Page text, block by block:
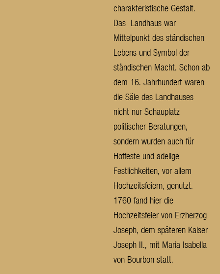
charakteristische Gestalt.
Das Landhaus war
Mittelpunkt des ständischen
Lebens und Symbol der
ständischen Macht. Schon ab
dem 16. Jahrhundert waren
die Säle des Landhauses
nicht nur Schauplatz
politischer Beratungen,
sondern wurden auch für
Hoffeste und adelige
Festlichkeiten, vor allem
Hochzeitsfeiern, genutzt.
1760 fand hier die
Hochzeitsfeier von Erzherzog
Joseph, dem späteren Kaiser
Joseph II., mit Maria Isabella
von Bourbon statt.